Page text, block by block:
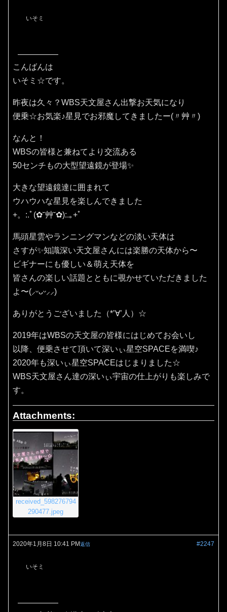
いそミ
こんばんは
いそミ☆です。
昨夜は久々？WBS天文屋さん出撃お天気になり
便乗☆お気楽♪星見でお邪魔してきましたー(〃艸〃)
なんと！
WBSの皆様と兼ねてより交流ある
50センチもの大型望遠鏡が登場✨
大きな望遠鏡達に囲まれて
ウハウハな星見を楽しんできました
+。:.ﾟ(✿˘艸˘✿):.｡+ﾟ
馬頭星雲やランニングマンなどの淡い天体は
さすが✨知識深い天文屋さんには楽勝の天体から〜
ビギナーにも優しい＆萌え天体を
皆さんの楽しい話題とともに覗かせていただきました
よ〜(⸝ᵕᴗᵕ⸝⸝)
ありがとうございました（*’∀’人）☆
2019年はWBSの天文屋の皆様にはじめてお会いし
以降、便乗させて頂いて深いぃ星空SPACEを満喫♪
2020年も深いぃ星空SPACEはじまりました☆
WBS天文屋さん達の深いぃ宇宙の仕上がりも楽しみで
す。
Attachments:
received_598276794
290477.jpeg
2020年1月8日 10:41 PM #2247
返信
いそミ